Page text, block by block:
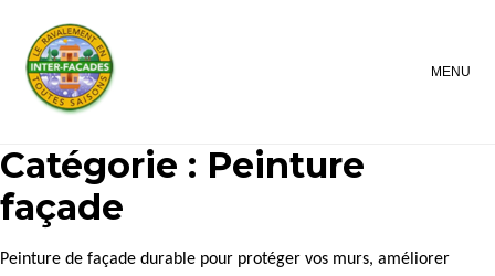
MENU
Catégorie : Peinture
façade
Peinture de façade durable pour protéger vos murs, améliorer